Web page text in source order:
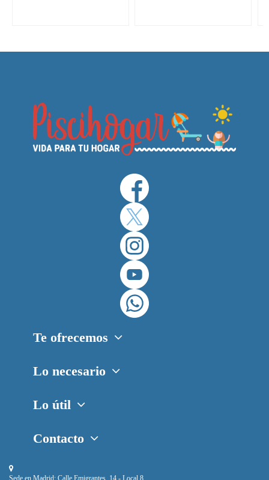
Te ofrecemos
Lo necesario
Lo útil
Contacto